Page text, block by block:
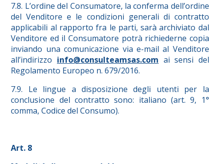
7.8. L’ordine del Consumatore, la conferma dell’ordine
del Venditore e le condizioni generali di contratto
applicabili al rapporto fra le parti, sarà archiviato dal
Venditore ed il Consumatore potrà richiederne copia
inviando una comunicazione via e-mail al Venditore
all’indirizzo info@consulteamsas.com ai sensi del
Regolamento Europeo n. 679/2016.
7.9. Le lingue a disposizione degli utenti per la
conclusione del contratto sono: italiano (art. 9, 1°
comma, Codice del Consumo).
Art. 8